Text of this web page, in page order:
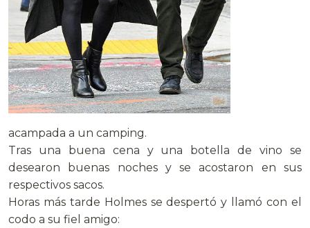
acampada a un camping.
Tras una buena cena y una botella de vino se
desearon buenas noches y se acostaron en sus
respectivos sacos.
Horas más tarde Holmes se despertó y llamó con el
codo a su fiel amigo: